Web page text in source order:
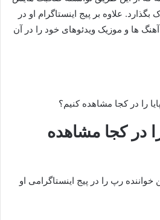
علاوه بر پیج اینستاگرام او در
ها و موزیک ویدئوهای خود را در آن
در کجا مشاهده
رپ را در پیج اینستاگرامی او